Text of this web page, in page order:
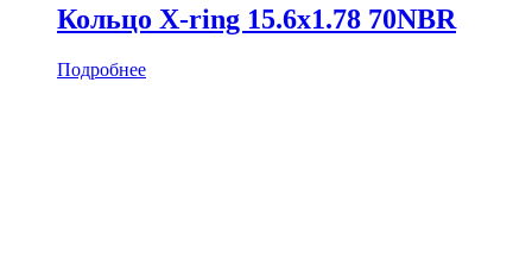
Кольцо X-ring 15.6х1.78 70NBR
Подробнее